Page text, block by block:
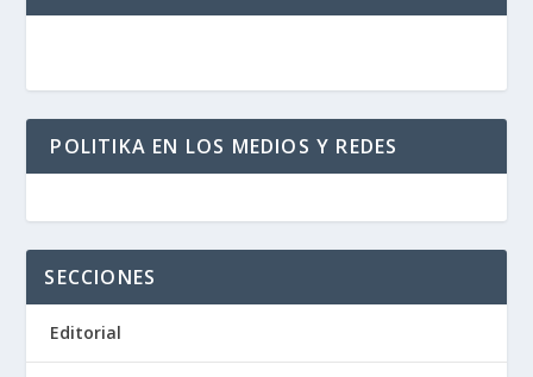
POLITIKA EN LOS MEDIOS Y REDES
SECCIONES
Editorial